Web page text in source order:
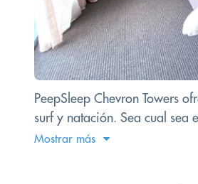
PeepSleep Chevron Towers
surf y natación. Sea cual sea
Mostrar más